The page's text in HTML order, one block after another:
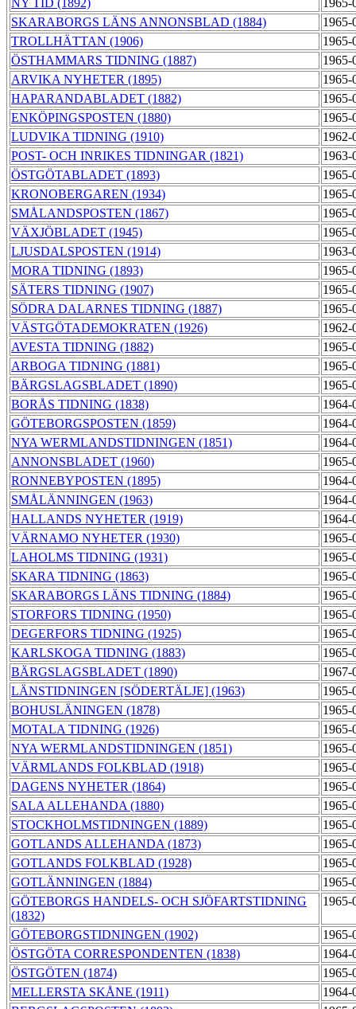
NY TID (1892)
SKARABORGS LÄNS ANNONSBLAD (1884)
TROLLHÄTTAN (1906)
ÖSTHAMMARS TIDNING (1887)
ARVIKA NYHETER (1895)
HAPARANDABLADET (1882)
ENKÖPINGSPOSTEN (1880)
LUDVIKA TIDNING (1910)
POST- OCH INRIKES TIDNINGAR (1821)
ÖSTGÖTABLADET (1893)
KRONOBERGAREN (1934)
SMÅLANDSPOSTEN (1867)
VÄXJÖBLADET (1945)
LJUSDALSPOSTEN (1914)
MORA TIDNING (1893)
SÄTERS TIDNING (1907)
SÖDRA DALARNES TIDNING (1887)
VÄSTGÖTADEMOKRATEN (1926)
AVESTA TIDNING (1882)
ARBOGA TIDNING (1881)
BÄRGSLAGSBLADET (1890)
BORÅS TIDNING (1838)
GÖTEBORGSPOSTEN (1859)
NYA WERMLANDSTIDNINGEN (1851)
ANNONSBLADET (1960)
RONNEBYPOSTEN (1895)
SMÅLÄNNINGEN (1963)
HALLANDS NYHETER (1919)
VÄRNAMO NYHETER (1930)
LAHOLMS TIDNING (1931)
SKARA TIDNING (1863)
SKARABORGS LÄNS TIDNING (1884)
STORFORS TIDNING (1950)
DEGERFORS TIDNING (1925)
KARLSKOGA TIDNING (1883)
BÄRGSLAGSBLADET (1890)
LÄNSTIDNINGEN [SÖDERTÄLJE] (1963)
BOHUSLÄNINGEN (1878)
MOTALA TIDNING (1926)
NYA WERMLANDSTIDNINGEN (1851)
VÄRMLANDS FOLKBLAD (1918)
DAGENS NYHETER (1864)
SALA ALLEHANDA (1880)
STOCKHOLMSTIDNINGEN (1889)
GOTLANDS ALLEHANDA (1873)
GOTLANDS FOLKBLAD (1928)
GOTLÄNNINGEN (1884)
GÖTEBORGS HANDELS- OCH SJÖFARTSTIDNING
(1832)
GÖTEBORGSTIDNINGEN (1902)
ÖSTGÖTA CORRESPONDENTEN (1838)
ÖSTGÖTEN (1874)
MELLERSTA SKÅNE (1911)